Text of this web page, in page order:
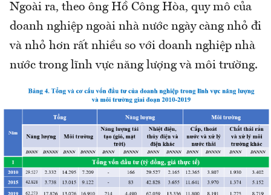
Ngoài ra, theo ông Hồ Công Hòa, quy mô của
doanh nghiệp ngoài nhà nước ngày càng nhỏ đi
và nhỏ hơn rất nhiều so với doanh nghiệp nhà
nước trong lĩnh vực năng lượng và môi trường.